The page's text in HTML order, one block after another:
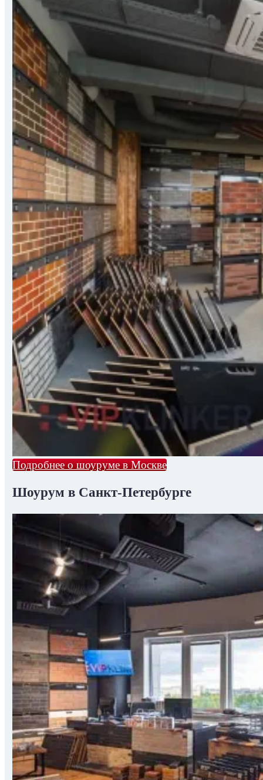
Подробнее о шоуруме в Москве
Шоурум в Санкт-Петербурге